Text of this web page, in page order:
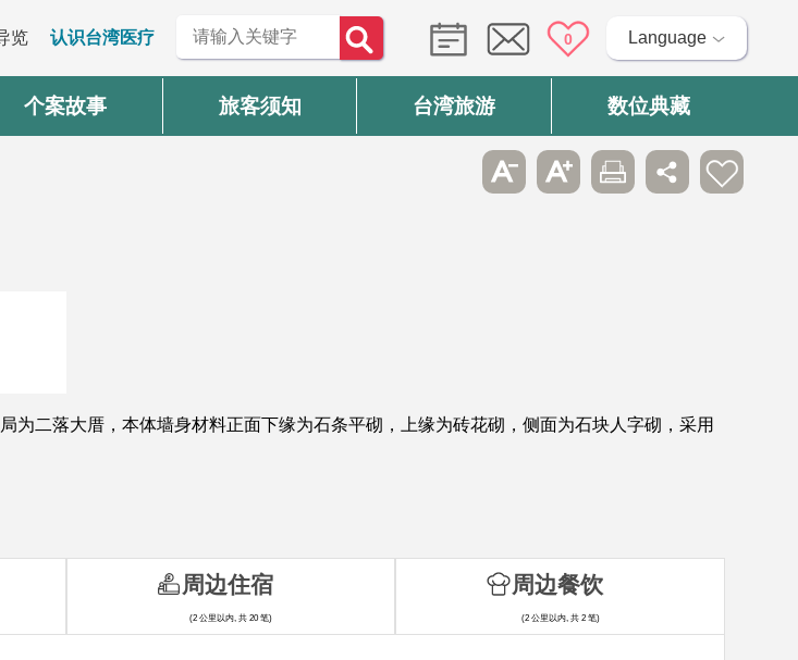
览 认识台湾医疗 0 Language
个案故事 旅客须知 台湾旅游 数位典藏
二落大厝，本体墙身材料正面下缘为石条平砌，上缘为砖花砌，侧面为石块人字砌，采用
周边住宿
(2 公里以内, 共 20 笔)
周边餐饮
(2 公里以内, 共 2 笔)